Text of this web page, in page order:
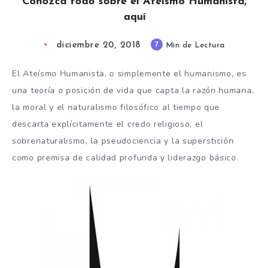
aquí
diciembre 20, 2018 7 Min de Lectura
El Ateísmo Humanista, o simplemente el humanismo, es
una teoría o posición de vida que capta la razón humana,
la moral y el naturalismo filosófico al tiempo que
descarta explícitamente el credo religioso, el
sobrenaturalismo, la pseudociencia y la superstición
como premisa de calidad profunda y liderazgo básico.